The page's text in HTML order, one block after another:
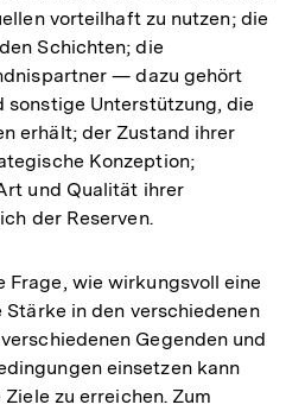
vorteilhaft zu nutzen; die
Schichten; die
— dazu gehört
sonstige Unterstützung, die
erhält; der Zustand ihrer
Konzeption;
und Qualität ihrer
der Reserven.
Frage, wie wirkungsvoll eine
in den verschiedenen
Gegenden und
einsetzen kann
zu erreichen. Zum